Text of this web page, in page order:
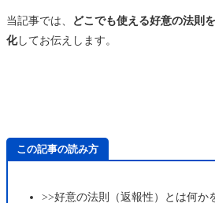
当記事では、
どこでも使える好意の法則
化してお伝えします。
この記事の読み方
>>好意の法則（返報性）とは何か